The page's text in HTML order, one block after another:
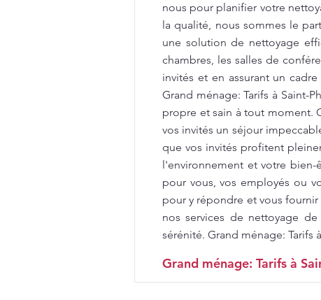
nous pour planifier votre
la qualité, nous sommes le
une solution de nettoyage
chambres, les salles de
invités et en assurant un
Grand ménage: Tarifs à Saint-
propre et sain à tout moment.
vos invités un séjour
que vos invités profitent
l'environnement et votre bien-
pour vous, vos employés ou
pour y répondre et vous
nos services de nettoyage
sérénité. Grand ménage: Tarifs
Grand ménage: Tarifs à